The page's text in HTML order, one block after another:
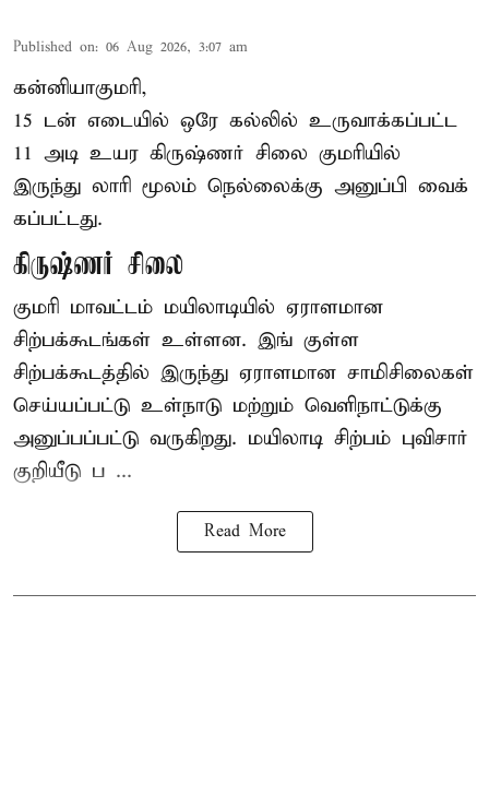
Published on: 06 Aug 2026, 3:07 am
கன்னியாகுமரி,
15 டன் எடையில் ஒரே கல்லில் உருவாக்கப்பட்ட
11 அடி உயர கிருஷ்ணர் சிலை குமரியில்
இருந்து லாரி மூலம் நெல்லைக்கு அனுப்பி வைக்
கப்பட்டது.
கிருஷ்ணர் சிலை
குமரி மாவட்டம் மயிலாடியில் ஏராளமான
சிற்பக்கூடங்கள் உள்ளன. இங் குள்ள
சிற்பக்கூடத்தில் இருந்து ஏராளமான சாமிசிலைகள்
செய்யப்பட்டு உள்நாடு மற்றும் வெளிநாட்டுக்கு
அனுப்பப்பட்டு வருகிறது. மயிலாடி சிற்பம் புவிசார்
குறியீடு ப ...
Read More